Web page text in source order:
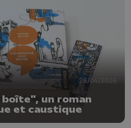
26/04/2026
un roman
et caustique